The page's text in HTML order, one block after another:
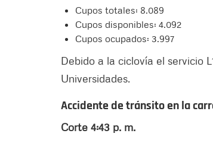
Cupos totales: 8.089
Cupos disponibles: 4.092
Cupos ocupados: 3.997
Debido a la ciclovía el servicio
Universidades.
Accidente de tránsito en la
Corte 4:43 p. m.